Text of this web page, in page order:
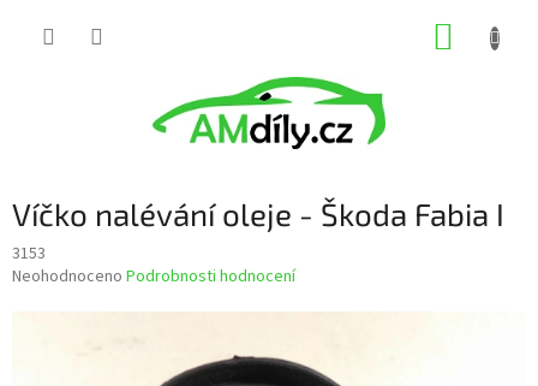
Víčko nalévání oleje - Škoda Fabia I
3153
Průměrné
Neohodnoceno Podrobnosti hodnocení